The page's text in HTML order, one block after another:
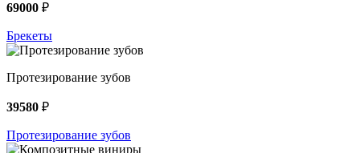
69000 ₽
Брекеты
Протезирование зубов
39580 ₽
Протезирование зубов